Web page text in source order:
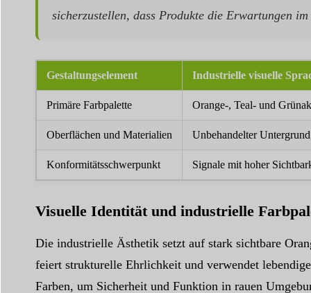
sicherzustellen, dass Produkte die Erwartungen
Gestaltungselement Industrielle visuelle
Primäre Farbpalette Orange-, Teal- und
Oberflächen und Materialien Unbehandelter
Konformitätsschwerpunkt Signale mit hoher
Visuelle Identität und industrielle
Die industrielle Ästhetik setzt auf stark sichtbare
feiert strukturelle Ehrlichkeit und verwendet
Farben, um Sicherheit und Funktion in rauen